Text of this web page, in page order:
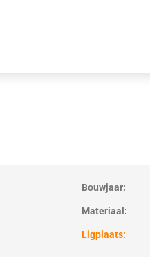
Bouwjaar:
Materiaal:
Ligplaats: